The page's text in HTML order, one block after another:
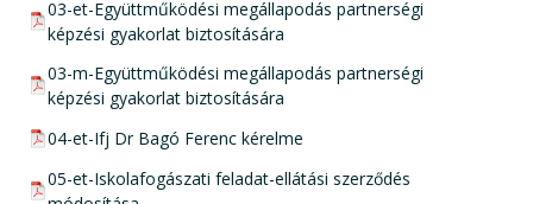
pdf csatolmány:
03-et-Együttműködési megállapodás partnerségi
képzési gyakorlat biztosítására
pdf csatolmány:
03-m-Együttműködési megállapodás partnerségi
képzési gyakorlat biztosítására
pdf csatolmány:
04-et-Ifj Dr Bagó Ferenc kérelme
pdf csatolmány:
05-et-Iskolafogászati feladat-ellátási szerződés